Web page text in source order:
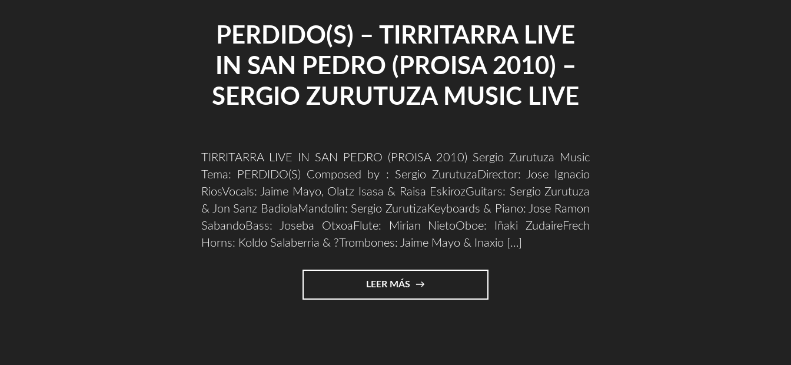
PERDIDO(S) – TIRRITARRA LIVE
IN SAN PEDRO (PROISA 2010) –
SERGIO ZURUTUZA MUSIC LIVE
TIRRITARRA LIVE IN SAN PEDRO (PROISA 2010) Sergio Zurutuza Music
Tema: PERDIDO(S) Composed by : Sergio ZurutuzaDirector: Jose Ignacio
RiosVocals: Jaime Mayo, Olatz Isasa & Raisa EskirozGuitars: Sergio Zurutuza
& Jon Sanz BadiolaMandolin: Sergio ZurutizaKeyboards & Piano: Jose Ramon
SabandoBass: Joseba OtxoaFlute: Mirian NietoOboe: Iñaki ZudaireFrech
Horns: Koldo Salaberria & ?Trombones: Jaime Mayo & Inaxio […]
LEER MÁS "PERDIDO(S)
–